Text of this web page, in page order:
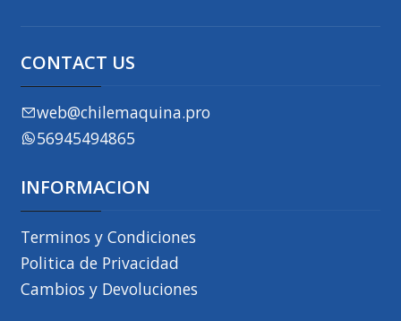
CONTACT US
web@chilemaquina.pro
56945494865
INFORMACION
Terminos y Condiciones
Politica de Privacidad
Cambios y Devoluciones